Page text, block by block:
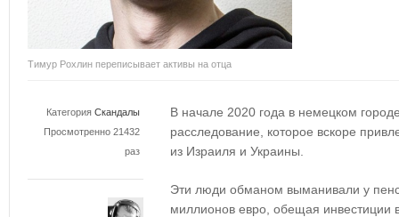
Тимур Рохлин переписывает активы на отца
Категория Скандалы
Просмотренно 21432
раз
В начале 2020 года в немецком
расследование, которое вскоре
из Израиля и Украины.
Эти люди обманом выманивали у
миллионов евро, обещая инвестиции